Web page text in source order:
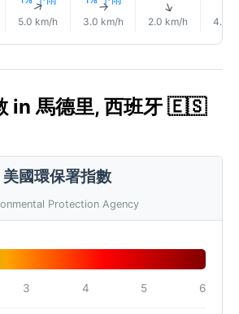
↑
5.0 km/h
↑
3.0 km/h
↑
2.0 km/h 4.0
in 馬德里, 西班牙 🇪🇸
美國環保署指數
Protection Agency
3 4 5 6